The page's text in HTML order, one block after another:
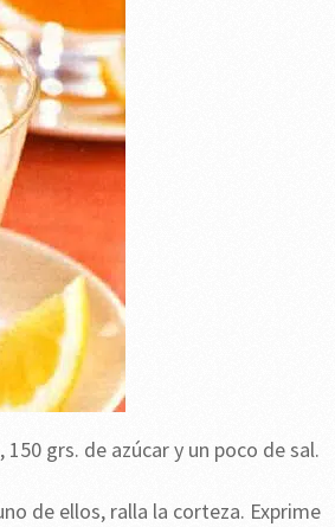
grs. de azúcar y un poco de sal.
de ellos, ralla la corteza. Exprime